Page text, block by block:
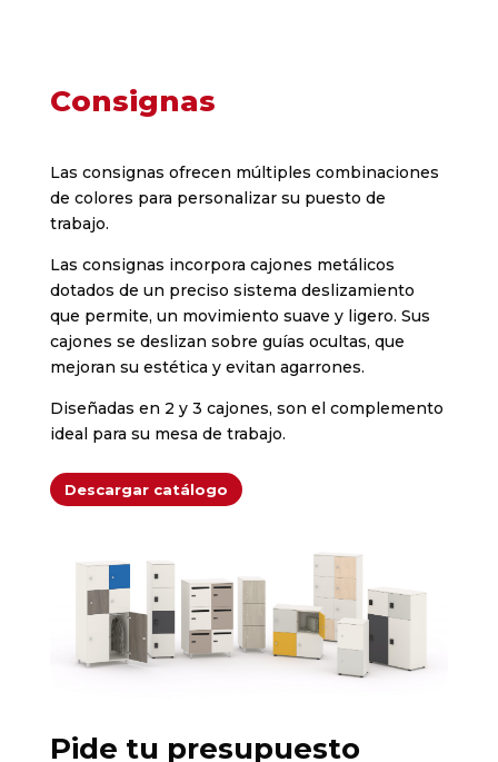
Consignas
Las consignas ofrecen múltiples combinaciones
de colores para personalizar su puesto de
trabajo.
Las consignas incorpora cajones metálicos
dotados de un preciso sistema deslizamiento
que permite, un movimiento suave y ligero. Sus
cajones se deslizan sobre guías ocultas, que
mejoran su estética y evitan agarrones.
Diseñadas en 2 y 3 cajones, son el complemento
ideal para su mesa de trabajo.
Descargar catálogo
Pide tu presupuesto